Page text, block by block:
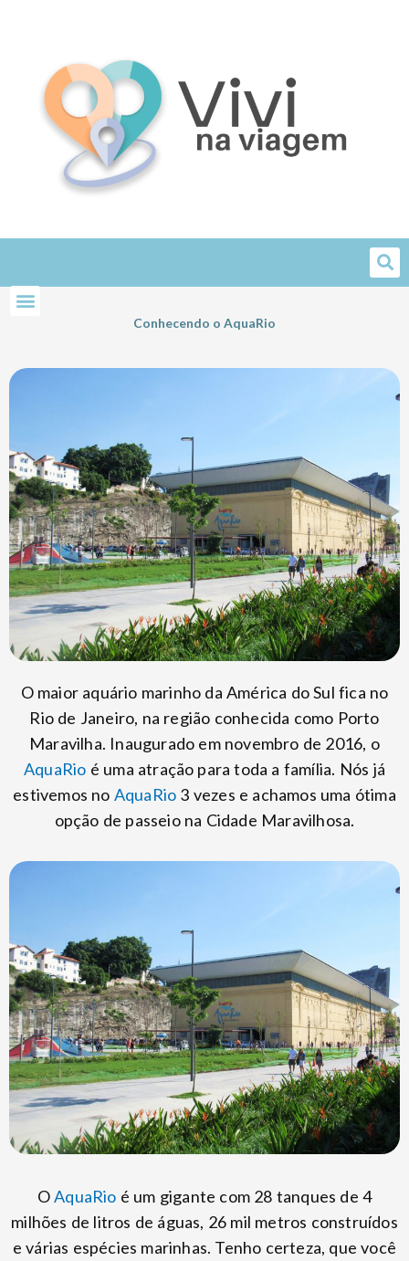
Conhecendo o AquaRio
O maior aquário marinho da América do Sul fica no
Rio de Janeiro, na região conhecida como Porto
Maravilha. Inaugurado em novembro de 2016, o
AquaRio é uma atração para toda a família. Nós já
estivemos no AquaRio 3 vezes e achamos uma ótima
opção de passeio na Cidade Maravilhosa.
OAquaRio é um gigante com 28 tanques de 4
milhões de litros de águas, 26 mil metros construídos
e várias espécies marinhas. Tenho certeza, que você